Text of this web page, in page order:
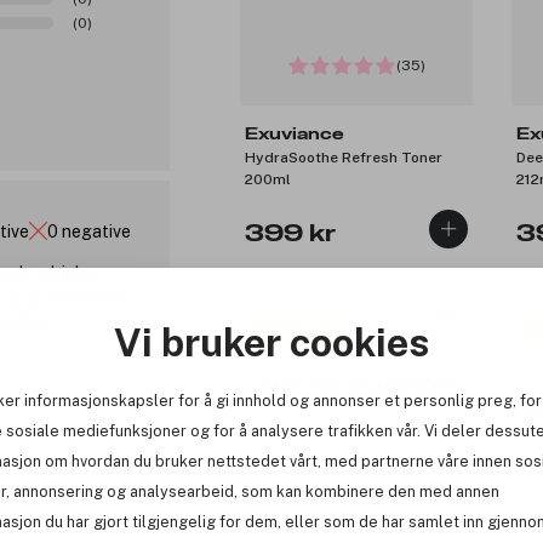
Vi bruker cookies
informasjonskapsler for å gi innhold og annonser et personlig preg, for
sosiale mediefunksjoner og for å analysere trafikken vår. Vi deler
om hvordan du bruker nettstedet vårt, med partnerne våre innen
annonsering og analysearbeid, som kan kombinere den med annen
du har gjort tilgjengelig for dem, eller som de har samlet inn
(35)
Exuviance
HydraSoothe Refresh Toner
200ml
399 kr
(24)
(0)
0 negative
og hjelper
av renhet og
bruk.